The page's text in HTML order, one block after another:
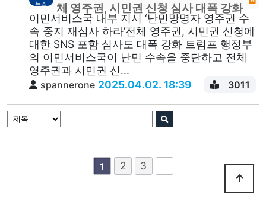
뉴스
체 영주권, 시민권 신청 심사 대폭 강화
이민서비스국 내부 지시 ‘난민망명자 영주권 수
속 중지 재심사 하라’전체 영주권, 시민권 신청에
대한 SNS 포함 심사도 대폭 강화 트럼프 행정부
의 이민서비스국이 난민 수속을 중단하고 전체
영주권과 시민권 신...
spannerone 2025.04.02. 18:39 3011
1 2 3